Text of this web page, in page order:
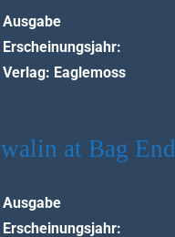
Ausgabe
Erscheinungsjahr:
Verlag: Eaglemoss
at Bag End
Ausgabe
Erscheinungsjahr: